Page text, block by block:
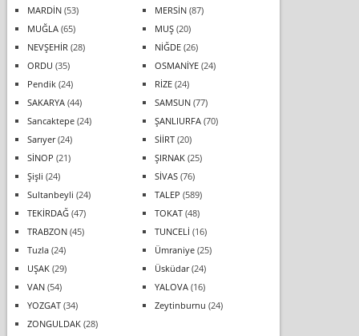
MARDİN(53) MERSİN(87)
MUĞLA(65) MUŞ(20)
NEVŞEHİR (28) NİĞDE(26)
ORDU (35) OSMANİYE(24)
Pendik(24) RİZE(24)
SAKARYA(44) SAMSUN(77)
Sancaktepe(24) ŞANLIURFA(70)
Sarıyer(24) SİİRT(20)
SİNOP (21) ŞIRNAK(25)
Şişli (24) SİVAS(76)
Sultanbeyli (24) TALEP (589)
TEKİRDAĞ(47) TOKAT(48)
TRABZON(45) TUNCELİ (16)
Tuzla(24) Ümraniye(25)
UŞAK(29) Üsküdar(24)
VAN(54) YALOVA(16)
YOZGAT(34) Zeytinburnu (24)
ZONGULDAK(28)